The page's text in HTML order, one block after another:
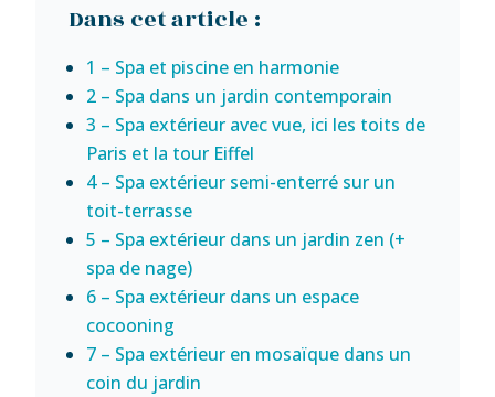
Dans cet article :
1 – Spa et piscine en harmonie
2 – Spa dans un jardin contemporain
3 – Spa extérieur avec vue, ici les toits de
Paris et la tour Eiffel
4 – Spa extérieur semi-enterré sur un
toit-terrasse
5 – Spa extérieur dans un jardin zen (+
spa de nage)
6 – Spa extérieur dans un espace
cocooning
7 – Spa extérieur en mosaïque dans un
coin du jardin